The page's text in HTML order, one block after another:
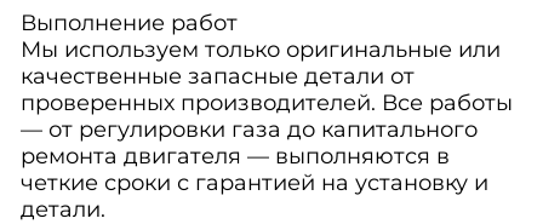
Выполнение работ
Мы используем только оригинальные или
качественные запасные детали от
проверенных производителей. Все работы
— от регулировки газа до капитального
ремонта двигателя — выполняются в
четкие сроки с гарантией на установку и
детали.